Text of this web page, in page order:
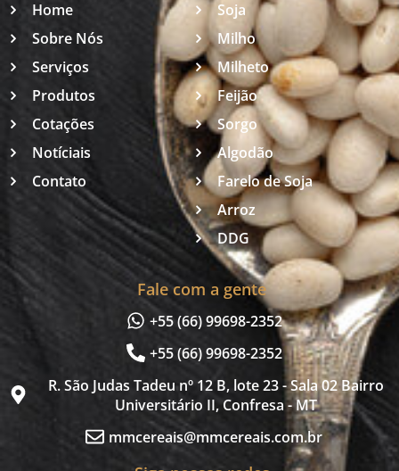
Home
Sobre Nós
Serviços
Produtos
Cotações
Notíciais
Contato
Soja
Milho
Milheto
Feijão
Sorgo
Algodão
Farelo de Soja
Arroz
DDG
Fale com a gente
+55 (66) 99698-2352
+55 (66) 99698-2352
R. São Judas Tadeu nº 12 B, lote 23 - Sala 02 Bairro
Universitário II, Confresa - MT
mmcereais@mmcereais.com.br